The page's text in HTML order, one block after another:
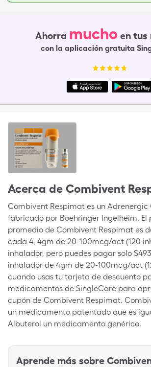
Ahorra mucho en tus
con la aplicación gratuita
Acerca de Combivent
Combivent Respimat es un
fabricado por Boehringer Ingelheim. El
promedio de Combivent Respimat es
cada 4, 4gm de 20-100mcg/act (120
inhalador, pero puedes pagar solo
inhalador de 4gm de 20-100mcg/act
cuando usas tu tarjeta de descuento
medicamentos de SingleCare para
cupón de Combivent Respimat.
un medicamento patentado que es
Albuterol un medicamento genérico.
Aprende más sobre